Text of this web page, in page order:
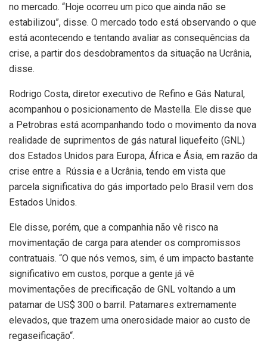
no mercado. “Hoje ocorreu um pico que ainda não se
estabilizou”, disse. O mercado todo está observando o que
está acontecendo e tentando avaliar as consequências da
crise, a partir dos desdobramentos da situação na Ucrânia,
disse.
Rodrigo Costa, diretor executivo de Refino e Gás Natural,
acompanhou o posicionamento de Mastella. Ele disse que
a Petrobras está acompanhando todo o movimento da nova
realidade de suprimentos de gás natural liquefeito (GNL)
dos Estados Unidos para Europa, África e Ásia, em razão da
crise entre a Rússia e a Ucrânia, tendo em vista que
parcela significativa do gás importado pelo Brasil vem dos
Estados Unidos.
Ele disse, porém, que a companhia não vê risco na
movimentação de carga para atender os compromissos
contratuais. “O que nós vemos, sim, é um impacto bastante
significativo em custos, porque a gente já vê
movimentações de precificação de GNL voltando a um
patamar de US$ 300 o barril. Patamares extremamente
elevados, que trazem uma onerosidade maior ao custo de
regaseificação“.